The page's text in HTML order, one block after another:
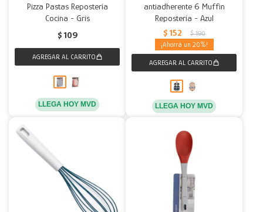
Pizza Pastas Repostería
Cocina - Gris
$ 109
LLEGA HOY MVD
antiadherente 6 Muffin
Repostería - Azul
$ 152 $ 190
20
LLEGA HOY MVD